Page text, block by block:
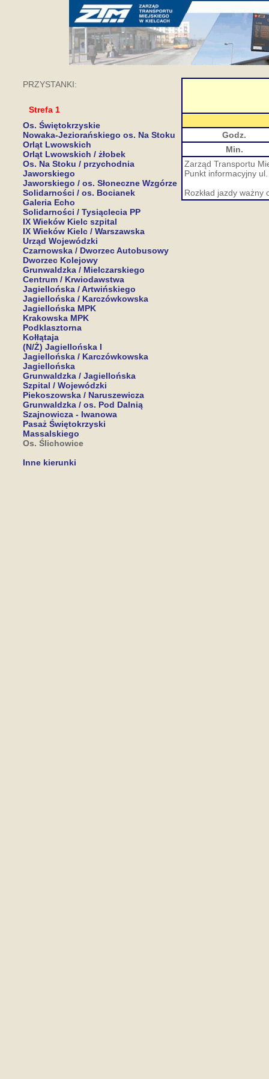
PRZYSTANKI:
Strefa 1
Os. Świętokrzyskie
Nowaka-Jeziorańskiego os. Na Stoku
Orląt Lwowskich
Orląt Lwowskich / żłobek
Os. Na Stoku / przychodnia
Jaworskiego
Jaworskiego / os. Słoneczne Wzgórze
Solidarności / os. Bocianek
Galeria Echo
Solidarności / Tysiąclecia PP
IX Wieków Kielc szpital
IX Wieków Kielc / Warszawska
Urząd Wojewódzki
Czarnowska / Dworzec Autobusowy
Dworzec Kolejowy
Grunwaldzka / Mielczarskiego
Centrum / Krwiodawstwa
Jagiellońska / Artwińskiego
Jagiellońska / Karczówkowska
Jagiellońska MPK
Krakowska MPK
Podklasztorna
Kołłątaja
(N/Ż) Jagiellońska I
Jagiellońska / Karczówkowska
Jagiellońska
Grunwaldzka / Jagiellońska
Szpital / Wojewódzki
Piekoszowska / Naruszewicza
Grunwaldzka / os. Pod Dalnią
Szajnowicza - Iwanowa
Pasaż Świętokrzyski
Massalskiego
Os. Ślichowice
Inne kierunki
Godz.
Min.
Zarząd Transportu
Punkt informacyjny
Rozkład jazdy ważny